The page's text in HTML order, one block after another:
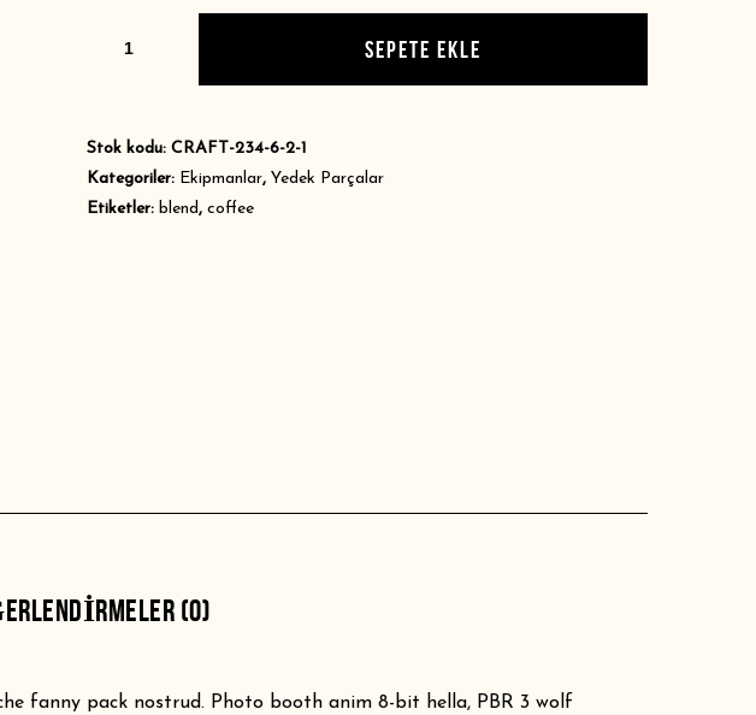
SEPETE EKLE
Stok kodu:CRAFT-234-6-2-1
Kategoriler: Ekipmanlar,Yedek Parçalar
Etiketler:blend,coffee
(0)
fanny pack nostrud. Photo booth anim 8-bit hella, PBR 3 wolf